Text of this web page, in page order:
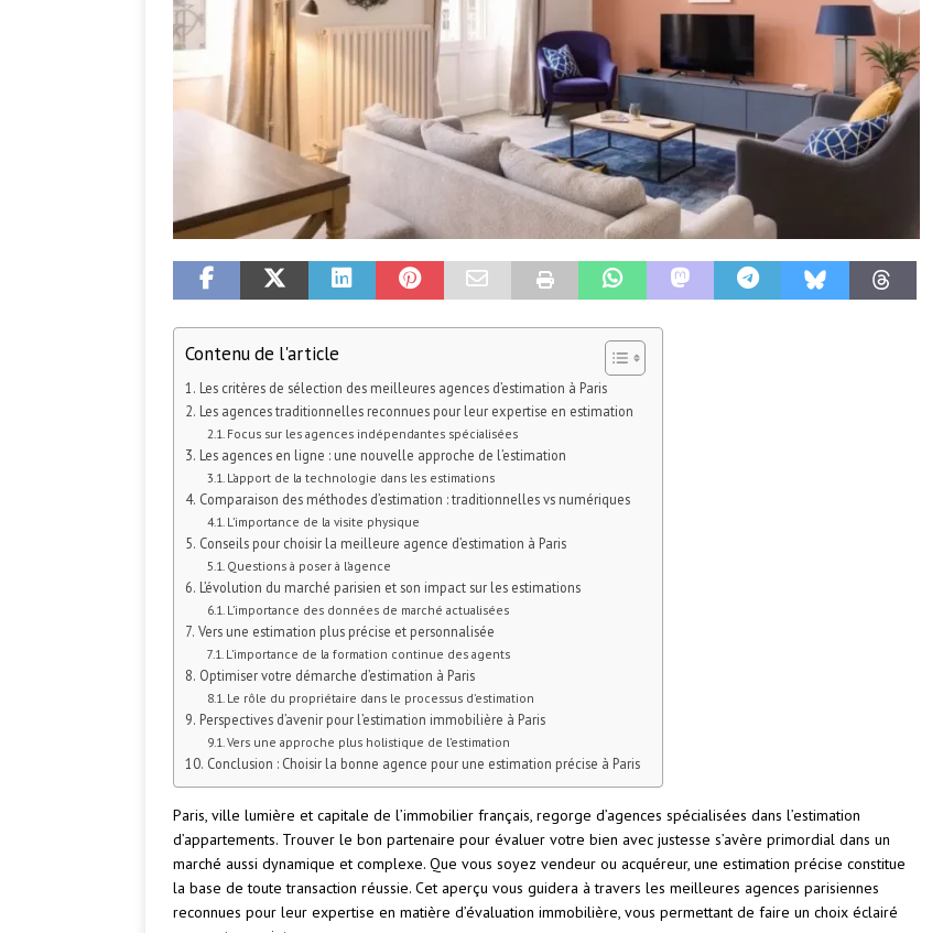
Contenu de l'article
Les critères de sélection des meilleures agences d’estimation à Paris
Les agences traditionnelles reconnues pour leur expertise en estimation
Focus sur les agences indépendantes spécialisées
Les agences en ligne : une nouvelle approche de l’estimation
L’apport de la technologie dans les estimations
Comparaison des méthodes d’estimation : traditionnelles vs numériques
L’importance de la visite physique
Conseils pour choisir la meilleure agence d’estimation à Paris
Questions à poser à l’agence
L’évolution du marché parisien et son impact sur les estimations
L’importance des données de marché actualisées
Vers une estimation plus précise et personnalisée
L’importance de la formation continue des agents
Optimiser votre démarche d’estimation à Paris
Le rôle du propriétaire dans le processus d’estimation
Perspectives d’avenir pour l’estimation immobilière à Paris
Vers une approche plus holistique de l’estimation
Conclusion : Choisir la bonne agence pour une estimation précise à Paris
Paris, ville lumière et capitale de l’immobilier français, regorge d’agences spécialisées dans l’estimation
d’appartements. Trouver le bon partenaire pour évaluer votre bien avec justesse s’avère primordial dans un
marché aussi dynamique et complexe. Que vous soyez vendeur ou acquéreur, une estimation précise constitue
la base de toute transaction réussie. Cet aperçu vous guidera à travers les meilleures agences parisiennes
reconnues pour leur expertise en matière d’évaluation immobilière, vous permettant de faire un choix éclairé